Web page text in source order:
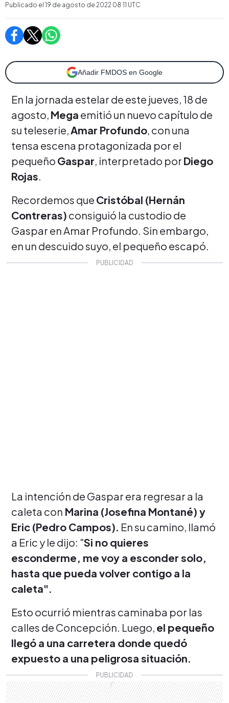
Publicado el 19 de agosto de 2022 08:11 UTC
Añadir FMDOS en Google
En la jornada estelar de este jueves, 18 de
agosto, Mega emitió un nuevo capítulo de
su teleserie, Amar Profundo, con una
tensa escena protagonizada por el
pequeño Gaspar, interpretado por Diego
Rojas.
Recordemos que Cristóbal (Hernán
Contreras) consiguió la custodio de
Gaspar en Amar Profundo. Sin embargo,
en un descuido suyo, el pequeño escapó.
La intención de Gaspar era regresar a la
caleta con Marina (Josefina Montané) y
Eric (Pedro Campos). En su camino, llamó
a Eric y le dijo: "Si no quieres
esconderme, me voy a esconder solo,
hasta que pueda volver contigo a la
caleta".
Esto ocurrió mientras caminaba por las
calles de Concepción. Luego, el pequeño
llegó a una carretera donde quedó
expuesto a una peligrosa situación.